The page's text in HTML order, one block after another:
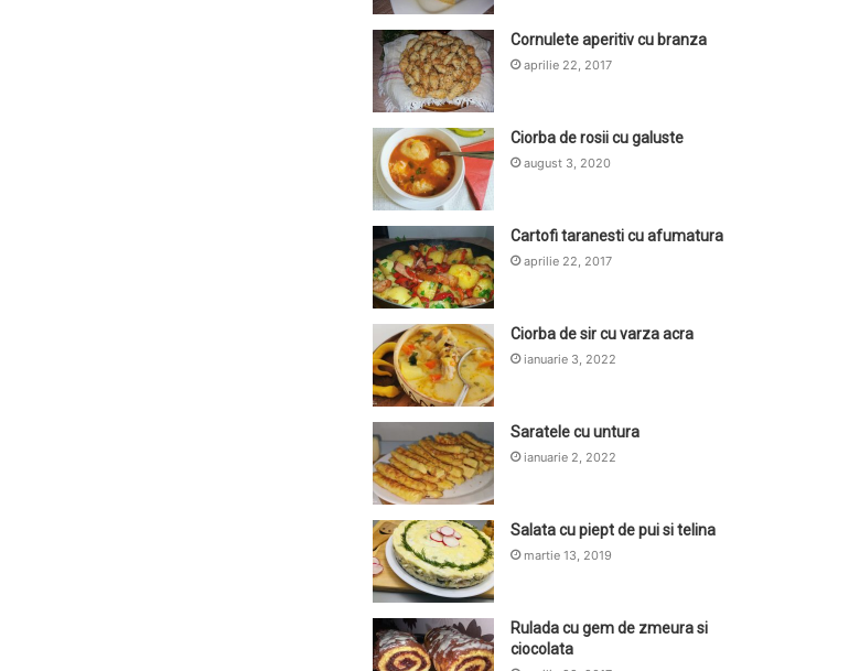
Cornulete aperitiv cu branza
aprilie 22, 2017
Ciorba de rosii cu galuste
august 3, 2020
Cartofi taranesti cu afumatura
aprilie 22, 2017
Ciorba de sir cu varza acra
ianuarie 3, 2022
Saratele cu untura
ianuarie 2, 2022
Salata cu piept de pui si telina
martie 13, 2019
Rulada cu gem de zmeura si
ciocolata